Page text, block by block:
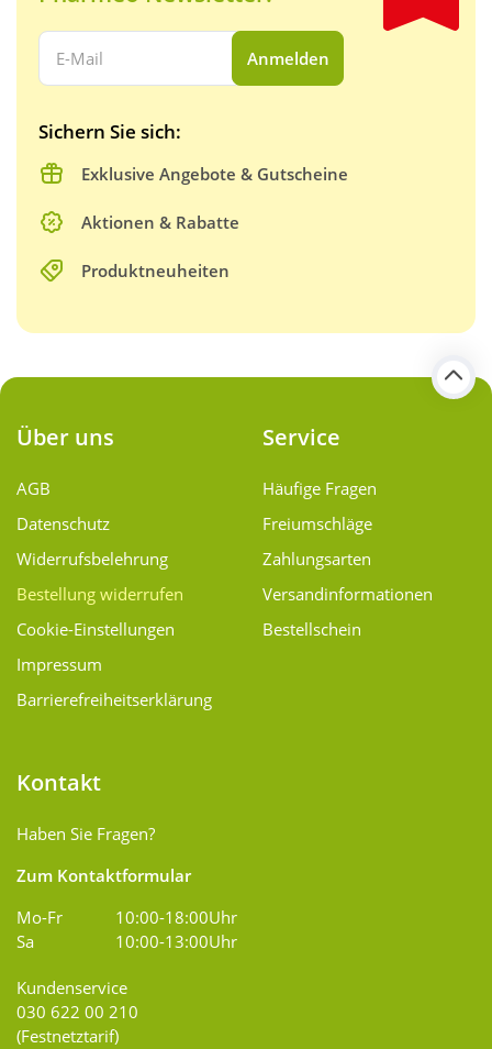
Ihre E-Mail Adresse:
Anmelden
Sichern Sie sich:
Exklusive Angebote & Gutscheine
Aktionen & Rabatte
Produktneuheiten
Über uns
AGB
Datenschutz
Widerrufsbelehrung
Bestellung widerrufen
Cookie-Einstellungen
Impressum
Barrierefreiheitserklärung
Service
Häufige Fragen
Freiumschläge
Zahlungsarten
Versand­informationen
Bestellschein
Kontakt
Haben Sie Fragen?
Zum Kontaktformular
Mo-Fr
10:00-18:00Uhr
Sa
10:00-13:00Uhr
Kundenservice
030 622 00 210
(Festnetztarif)